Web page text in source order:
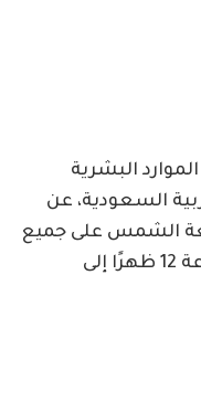
البشرية
السعودية، عن
الشمس على جميع
منشآت القطاع الخاص، من الساعة 12 ظهرًا إلى